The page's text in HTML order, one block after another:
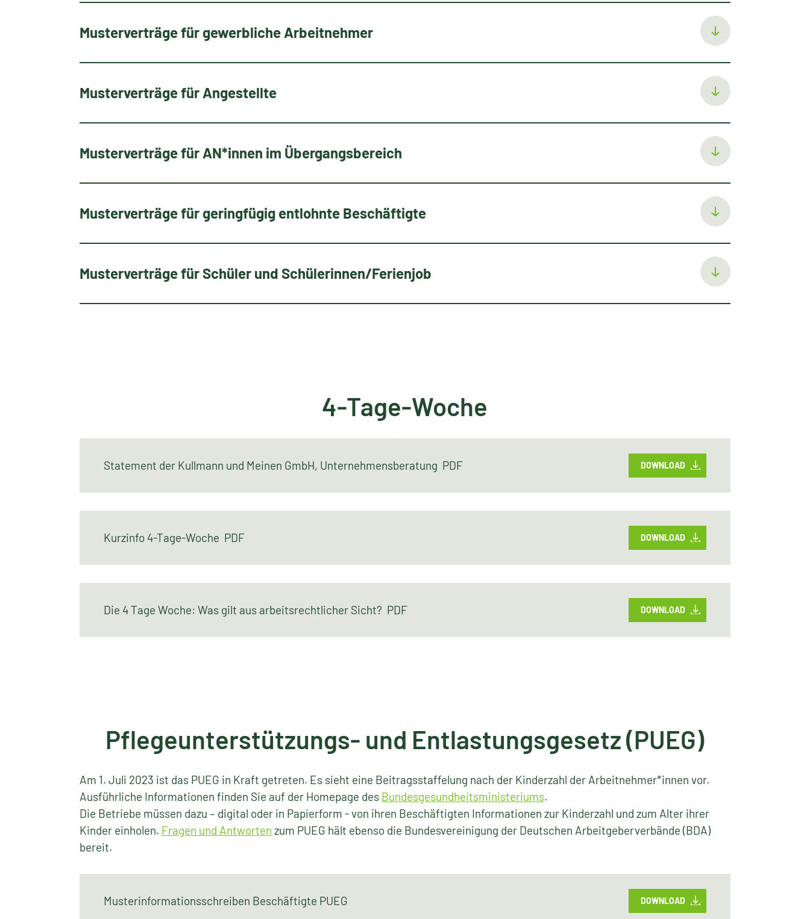
Musterverträge für gewerbliche Arbeitnehmer
Musterverträge für Angestellte
Musterverträge für AN*innen im Übergangsbereich
Musterverträge für geringfügig entlohnte Beschäftigte
Musterverträge für Schüler und Schülerinnen/Ferienjob
4-Tage-Woche
Statement der Kullmann und Meinen GmbH, Unternehmensberatung PDF DOWNLOAD
Kurzinfo 4-Tage-Woche PDF DOWNLOAD
Die 4 Tage Woche: Was gilt aus arbeitsrechtlicher Sicht? PDF DOWNLOAD
Pflegeunterstützungs- und Entlastungsgesetz (PUEG)
Am 1. Juli 2023 ist das PUEG in Kraft getreten. Es sieht eine Beitragsstaffelung nach der Kinderzahl der Arbeitnehmer*innen vor.
Ausführliche Informationen finden Sie auf der Homepage des Bundesgesundheitsministeriums.
Die Betriebe müssen dazu – digital oder in Papierform - von ihren Beschäftigten Informationen zur Kinderzahl und zum Alter ihrer
Kinder einholen. Fragen und Antworten zum PUEG hält ebenso die Bundesvereinigung der Deutschen Arbeitgeberverbände (BDA)
bereit.
Musterinformationsschreiben Beschäftigte PUEG DOWNLOAD